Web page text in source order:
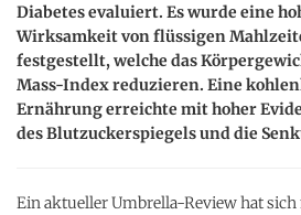
Diabetes evaluiert. Es wurde eine
Wirksamkeit von flüssigen
festgestellt, welche das
Mass-Index reduzieren. Eine
Ernährung erreichte mit hoher
des Blutzuckerspiegels und die
Ein aktueller Umbrella-Review hat